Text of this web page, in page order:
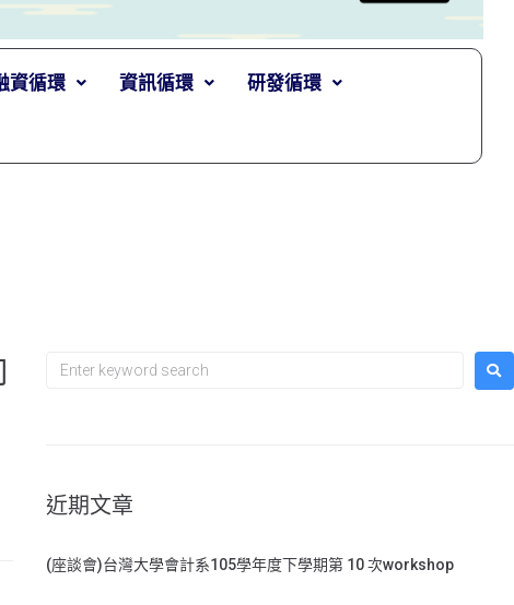
資循環 資訊循環 研發循環
近期文章
(座談會)台灣大學會計系105學年度下學期第 10 次workshop